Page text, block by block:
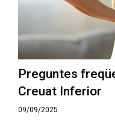
Preguntes
Creuat Inferior
09/09/2025